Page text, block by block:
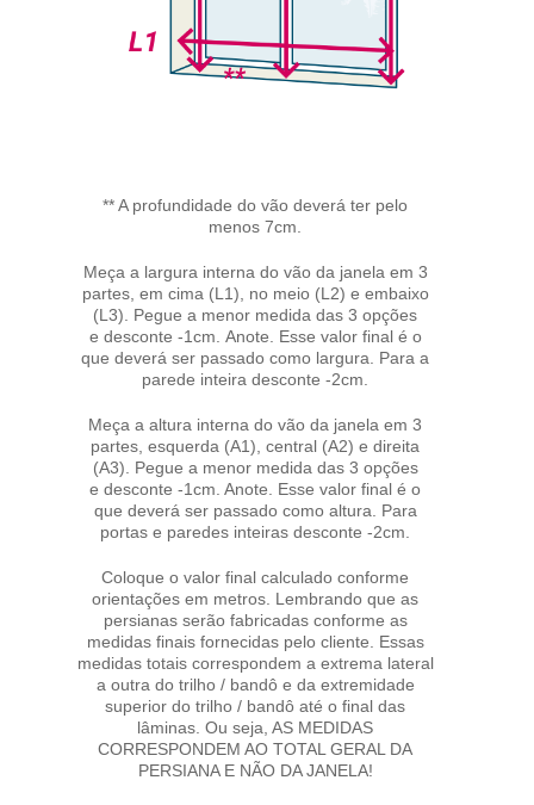
** A profundidade do vão deverá ter pelo
menos 7cm.
Meça a largura interna do vão da janela em 3
partes, em cima (L1), no meio (L2) e embaixo
(L3). Pegue a menor medida das 3 opções
e desconte -1cm. Anote. Esse valor final é o
que deverá ser passado como largura. Para a
parede inteira desconte -2cm.
Meça a altura interna do vão da janela em 3
partes, esquerda (A1), central (A2) e direita
(A3). Pegue a menor medida das 3 opções
e desconte -1cm. Anote. Esse valor final é o
que deverá ser passado como altura. Para
portas e paredes inteiras desconte -2cm.
Coloque o valor final calculado conforme
orientações em metros. Lembrando que as
persianas serão fabricadas conforme as
medidas finais fornecidas pelo cliente. Essas
medidas totais correspondem a extrema lateral
a outra do trilho / bandô e da extremidade
superior do trilho / bandô até o final das
lâminas. Ou seja, AS MEDIDAS
CORRESPONDEM AO TOTAL GERAL DA
PERSIANA E NÃO DA JANELA!